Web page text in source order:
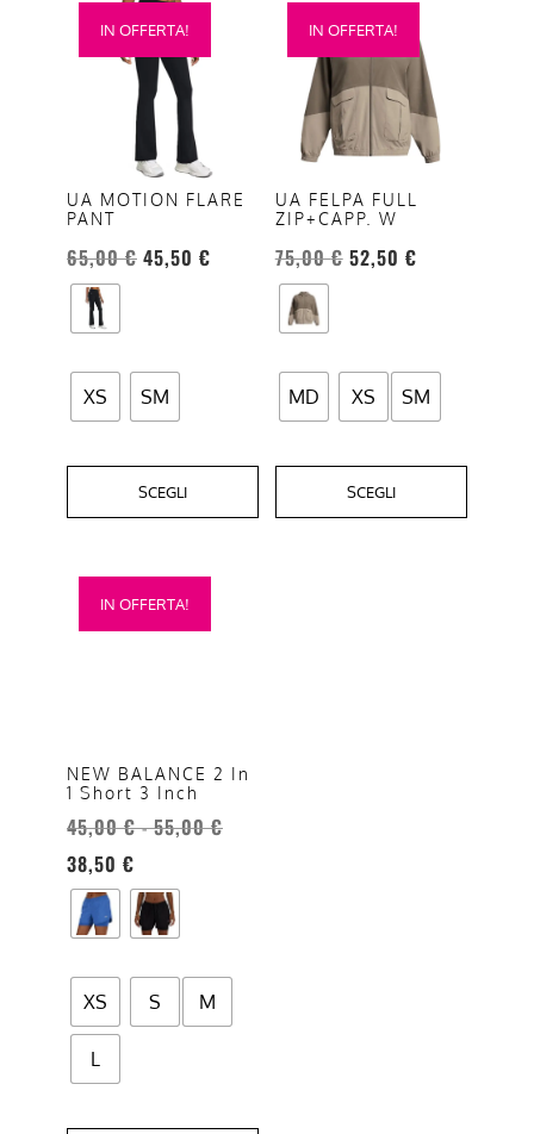
IN OFFERTA!
UA MOTION FLARE
PANT
65,00€ 45,50 €
XS SM
SCEGLI
Questo
prodotto
varianti.
opzioni
possono
essere
scelte
nella
del
prodotto
IN OFFERTA!
UA FELPA FULL
ZIP+CAPP. W
75,00€ 52,50 €
MD XS SM
SCEGLI
Questo
prodotto
varianti.
opzioni
possono
essere
scelte
nella
del
prodotto
IN OFFERTA!
NEW BALANCE 2 In
1 Short 3 Inch
45,00€ - 55,00€Fascia
a
38,50 €
XS S M
L
Questo
prodotto
opzioni
possono
essere
scelte
nella
pagina
prodotto